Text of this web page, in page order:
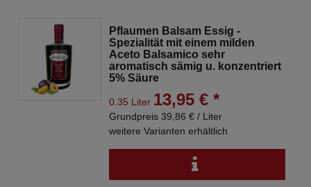
Pflaumen Balsam Essig -
Spezialität mit einem milden
Aceto Balsamico sehr
aromatisch sämig u. konzentriert
5% Säure
0.35 Liter 13,95 € *
Grundpreis 39,86 € / Liter
weitere Varianten erhältlich